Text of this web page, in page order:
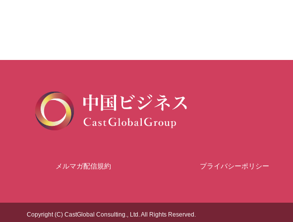
メルマガ配信規約 プライバシーポリシー
Copyright (C) CastGlobal Consulting., Ltd. All Rights Reserved.